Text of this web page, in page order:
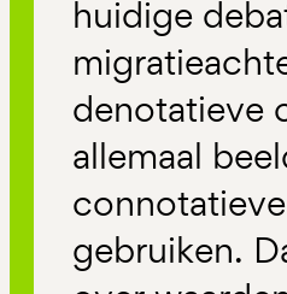
huidige
denotatieve
allemaal
gebruiken.